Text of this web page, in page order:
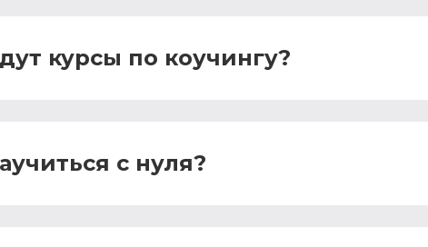
курсы по коучингу?
с нуля?